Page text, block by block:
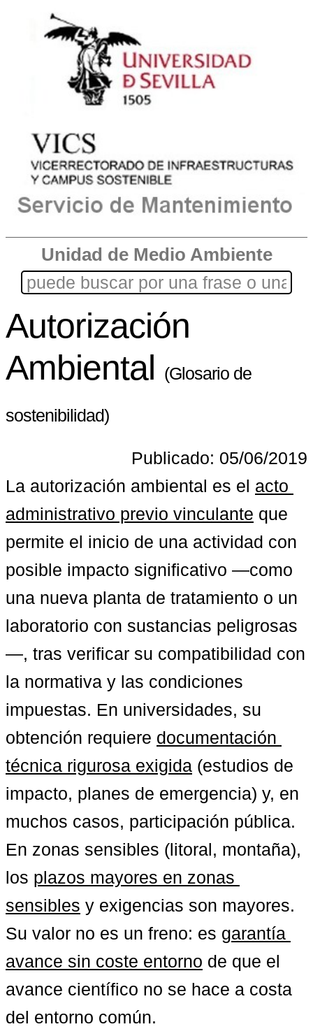
Unidad de Medio Ambiente
Autorización
Ambiental (Glosario de
sostenibilidad)
Publicado: 05/06/2019
La autorización ambiental es el acto
administrativo previo vinculante que
permite el inicio de una actividad con
posible impacto significativo —como
una nueva planta de tratamiento o un
laboratorio con sustancias peligrosas
—, tras verificar su compatibilidad con
la normativa y las condiciones
impuestas. En universidades, su
obtención requiere documentación
técnica rigurosa exigida (estudios de
impacto, planes de emergencia) y, en
muchos casos, participación pública.
En zonas sensibles (litoral, montaña),
los plazos mayores en zonas
sensibles y exigencias son mayores.
Su valor no es un freno: es garantía
avance sin coste entorno de que el
avance científico no se hace a costa
del entorno común.